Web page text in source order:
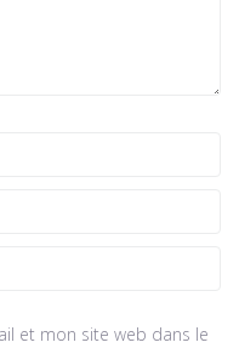
et mon site web dans le